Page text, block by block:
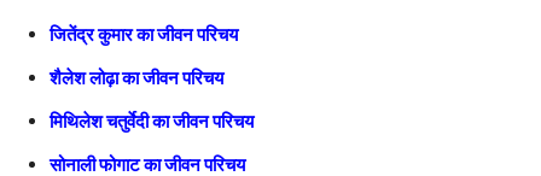
जितेंद्र कुमार का जीवन परिचय
शैलेश लोढ़ा का जीवन परिचय
मिथिलेश चतुर्वेदी का जीवन परिचय
सोनाली फोगाट का जीवन परिचय